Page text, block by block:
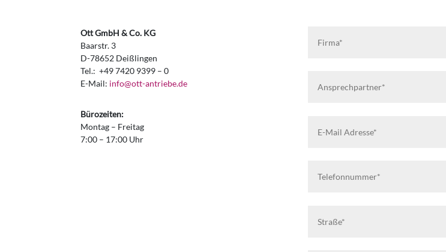
Ott GmbH & Co. KG
Baarstr. 3
D-78652 Deißlingen
Tel.: +49 7420 9399 – 0
E-Mail: info@ott-antriebe.de
Bürozeiten:
Montag – Freitag
7:00 – 17:00 Uhr